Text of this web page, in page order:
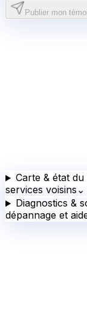
Publier mon
Carte & état
services voisins ⌄
Diagnostics &
dépannage et